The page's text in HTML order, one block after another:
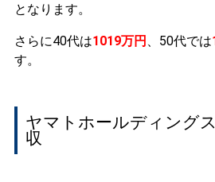
となります。
さらに40代は1019万円 、50代では
す。
ヤマトホールディング
収